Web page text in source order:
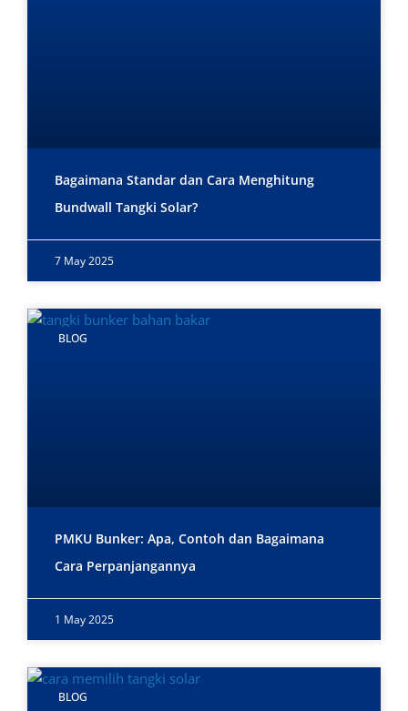
Bagaimana Standar dan Cara Menghitung
Bundwall Tangki Solar?
7 May 2025
BLOG
PMKU Bunker: Apa, Contoh dan Bagaimana
Cara Perpanjangannya
1 May 2025
BLOG